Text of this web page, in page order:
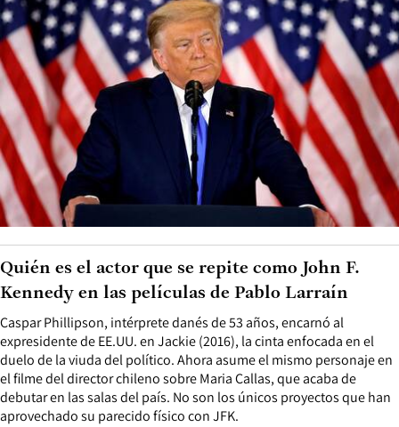
Caspar Phillipson, intérprete danés de 53 años, encarnó al
expresidente de EE.UU. en Jackie (2016), la cinta enfocada en el
duelo de la viuda del político. Ahora asume el mismo personaje en
el filme del director chileno sobre Maria Callas, que acaba de
debutar en las salas del país. No son los únicos proyectos que han
aprovechado su parecido físico con JFK.
Quién es el actor que se repite como John F.
Kennedy en las películas de Pablo Larraín